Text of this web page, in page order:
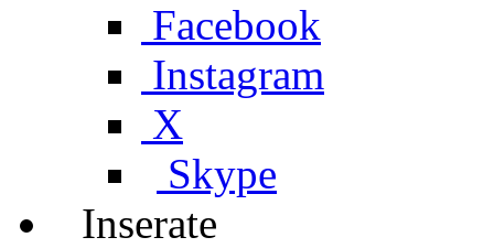
Facebook
Instagram
X
Skype
Inserate